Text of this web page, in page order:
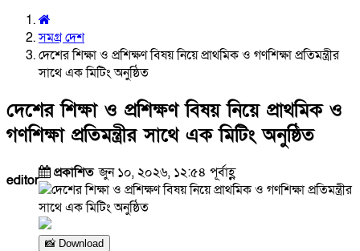
সমগ্র দেশ
দেশের শিক্ষা ও প্রশিক্ষণ বিষয় নিয়ে প্রাথমিক ও গণশিক্ষা প্রতিমন্ত্রীর
সাথে এক মিটিং অনুষ্ঠিত
দেশের শিক্ষা ও প্রশিক্ষণ বিষয় নিয়ে প্রাথমিক ও
গণশিক্ষা প্রতিমন্ত্রীর সাথে এক মিটিং অনুষ্ঠিত
editor প্রকাশিতজুন ১০, ২০২৬, ১২:৫৪ পূর্বাহ্ণ
📸 Download